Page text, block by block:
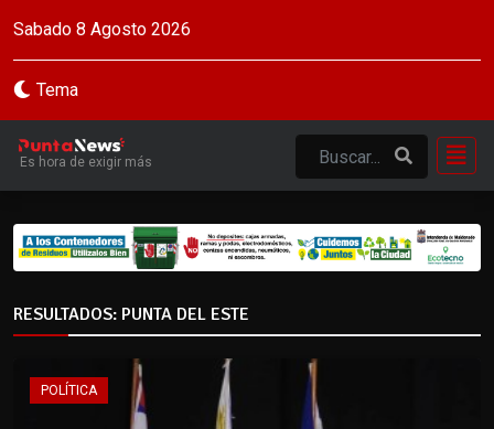
Sabado 8 Agosto 2026
Tema
Es hora de exigir más
RESULTADOS: PUNTA DEL ESTE
POLÍTICA